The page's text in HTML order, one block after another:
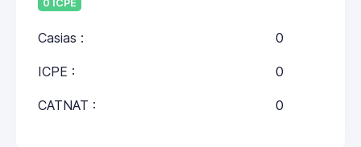
0 ICPE
Casias : 0
ICPE : 0
CATNAT : 0